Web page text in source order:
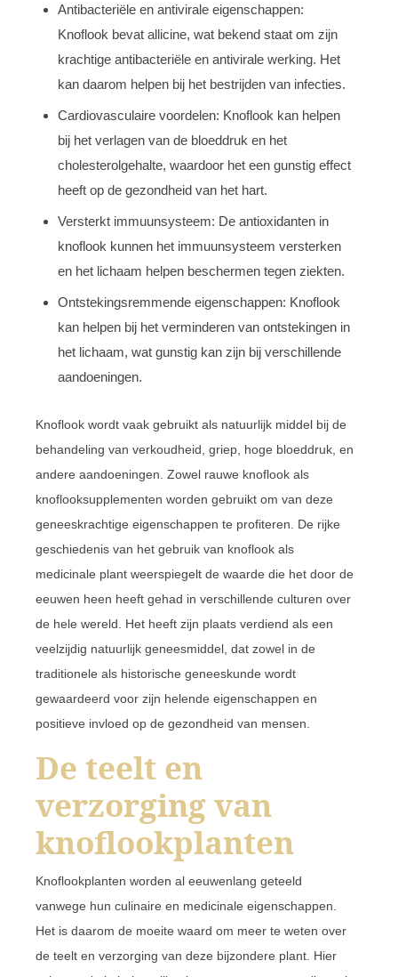
Antibacteriële en antivirale eigenschappen:
Knoflook bevat allicine, wat bekend staat om zijn
krachtige antibacteriële en antivirale werking. Het
kan daarom helpen bij het bestrijden van infecties.
Cardiovasculaire voordelen: Knoflook kan helpen
bij het verlagen van de bloeddruk en het
cholesterolgehalte, waardoor het een gunstig effect
heeft op de gezondheid van het hart.
Versterkt immuunsysteem: De antioxidanten in
knoflook kunnen het immuunsysteem versterken
en het lichaam helpen beschermen tegen ziekten.
Ontstekingsremmende eigenschappen: Knoflook
kan helpen bij het verminderen van ontstekingen in
het lichaam, wat gunstig kan zijn bij verschillende
aandoeningen.
Knoflook wordt vaak gebruikt als natuurlijk middel bij de
behandeling van verkoudheid, griep, hoge bloeddruk, en
andere aandoeningen. Zowel rauwe knoflook als
knoflooksupplementen worden gebruikt om van deze
geneeskrachtige eigenschappen te profiteren. De rijke
geschiedenis van het gebruik van knoflook als
medicinale plant weerspiegelt de waarde die het door de
eeuwen heen heeft gehad in verschillende culturen over
de hele wereld. Het heeft zijn plaats verdiend als een
veelzijdig natuurlijk geneesmiddel, dat zowel in de
traditionele als historische geneeskunde wordt
gewaardeerd voor zijn helende eigenschappen en
positieve invloed op de gezondheid van mensen.
De teelt en
verzorging van
knoflookplanten
Knoflookplanten worden al eeuwenlang geteeld
vanwege hun culinaire en medicinale eigenschappen.
Het is daarom de moeite waard om meer te weten over
de teelt en verzorging van deze bijzondere plant. Hier